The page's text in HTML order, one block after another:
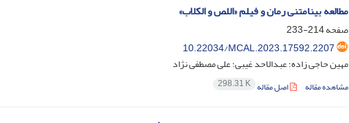
مطالعه بینامتنی رمان و فیلم «اللص و الکلاب»
صفحه214-233
10.22034/MCAL.2023.17592.2207
مهین حاجی زاده؛ عبدالاحد غیبی؛ علی مصطفی نژاد
مشاهده مقاله اصل مقاله 298.31 K